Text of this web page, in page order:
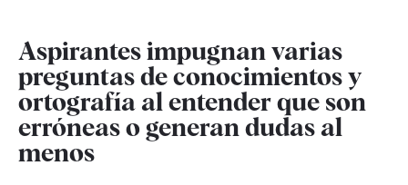
Aspirantes impugnan varias
preguntas de conocimientos y
ortografía al entender que son
erróneas o generan dudas al
menos